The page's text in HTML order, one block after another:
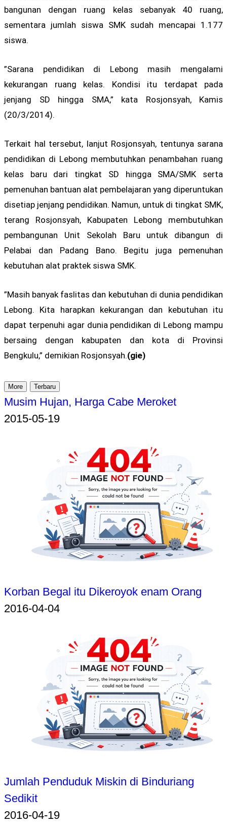
bangunan dengan ruang kelas sebanyak 40 ruang,
sementara jumlah siswa SMK sudah mencapai 1.177
siswa.
”Sarana pendidikan di Lebong masih mengalami
kekurangan ruang kelas. Kondisi itu terdapat pada
jenjang SD hingga SMA,” kata Rosjonsyah, Kamis
(20/3/2014).
Terkait hal tersebut, lanjut Rosjonsyah, tentunya sarana
pendidikan di Lebong membutuhkan penambahan ruang
kelas baru dari tingkat SD hingga SMA/SMK serta
pemenuhan bantuan alat pembelajaran yang diperuntukan
disetiap jenjang pendidikan. Namun, untuk di tingkat SMK,
terang Rosjonsyah, Kabupaten Lebong membutuhkan
pembangunan Unit Sekolah Baru untuk dibangun di
Pelabai dan Padang Bano. Begitu juga pemenuhan
kebutuhan alat praktek siswa SMK.
”Masih banyak faslitas dan kebutuhan di dunia pendidikan
Lebong. Kita harapkan kekurangan dan kebutuhan itu
dapat terpenuhi agar dunia pendidikan di Lebong mampu
bersaing dengan kabupaten dan kota di Provinsi
Bengkulu,” demikian Rosjonsyah.(gie)
More Terbaru
Musim Hujan, Harga Cabe Meroket
2015-05-19
Korban Begal itu Dikeroyok enam Orang
2016-04-04
Jumlah Penduduk Miskin di Binduriang
Sedikit
2016-04-19